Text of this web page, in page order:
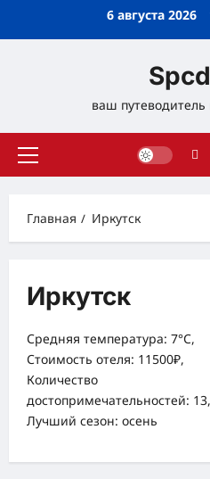
6 августа 2026
ваш
Основное
Главная Иркутск
Иркутск
Средняя температура: 7°C,
Стоимость отеля: 11500₽,
Количество
достопримечательностей: 13,
Лучший сезон: осень